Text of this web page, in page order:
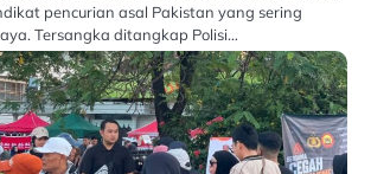
pencurian asal Pakistan yang sering
Tersangka ditangkap Polisi…